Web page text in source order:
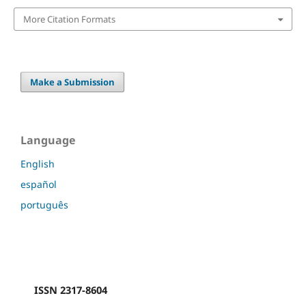
More Citation Formats
Make a Submission
Language
English
español
português
ISSN 2317-8604